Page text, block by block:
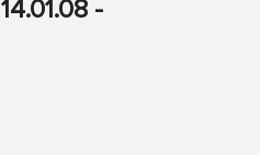
14.01.08 -